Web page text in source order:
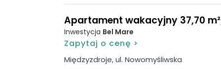
Apartament wakacyjny 37,70
Inwestycja Bel Mare
Zapytaj o cenę >
Międzyzdroje, ul. Nowomyśliwska